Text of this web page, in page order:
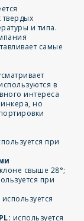
и типа.
самые
в
интереса
но
при
свыше 28°;
при
используется
используется